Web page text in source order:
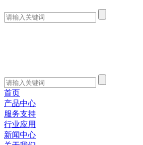
首页
产品中心
服务支持
行业应用
新闻中心